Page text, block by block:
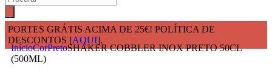
PORTES GRÁTIS ACIMA DE 25€! POLÍTICA DE
DESCONTOS [AQUI].
InícioCorPretoSHAKER COBBLER INOX PRETO 50CL
(500ML)